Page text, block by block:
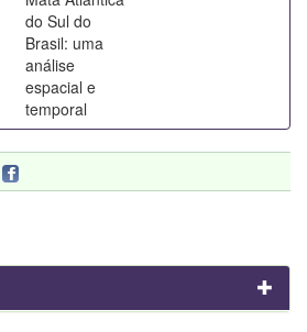
do Sul do
Brasil: uma
análise
espacial e
temporal